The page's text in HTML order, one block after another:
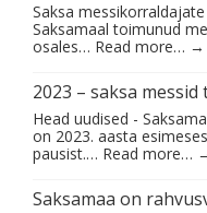
Saksa
Saksamaal toimunud
osales… Read more… →
2023 – saksa
Head uudised -
on 2023. aasta
pausist.… Read more…
Saksamaa on